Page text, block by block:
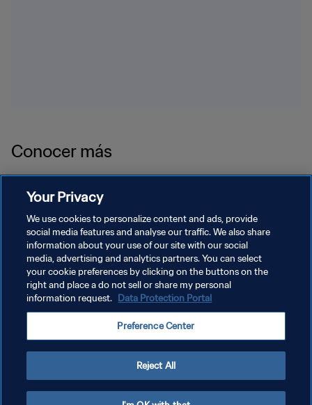
Conocer más
Your Privacy
We use cookies to personalize content and ads, provide
social media features and analyse our traffic. We also share
information about your use of our site with our social
media, advertising and analytics partners. You can select
your cookie preferences by clicking on the buttons on the
right and place a do not sell or share my personal
information request. Data Protection Portal
Preference Center
Reject All